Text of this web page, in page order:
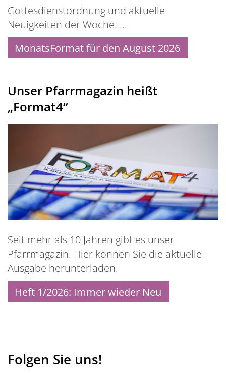
Gottesdienstordnung und aktuelle
Neuigkeiten der Woche. ...
MonatsFormat für den August 2026
Unser Pfarrmagazin heißt
„Format4“
Seit mehr als 10 Jahren gibt es unser
Pfarrmagazin. Hier können Sie die aktuelle
Ausgabe herunterladen.
Heft 1/2026: Immer wieder Neu
Folgen Sie uns!